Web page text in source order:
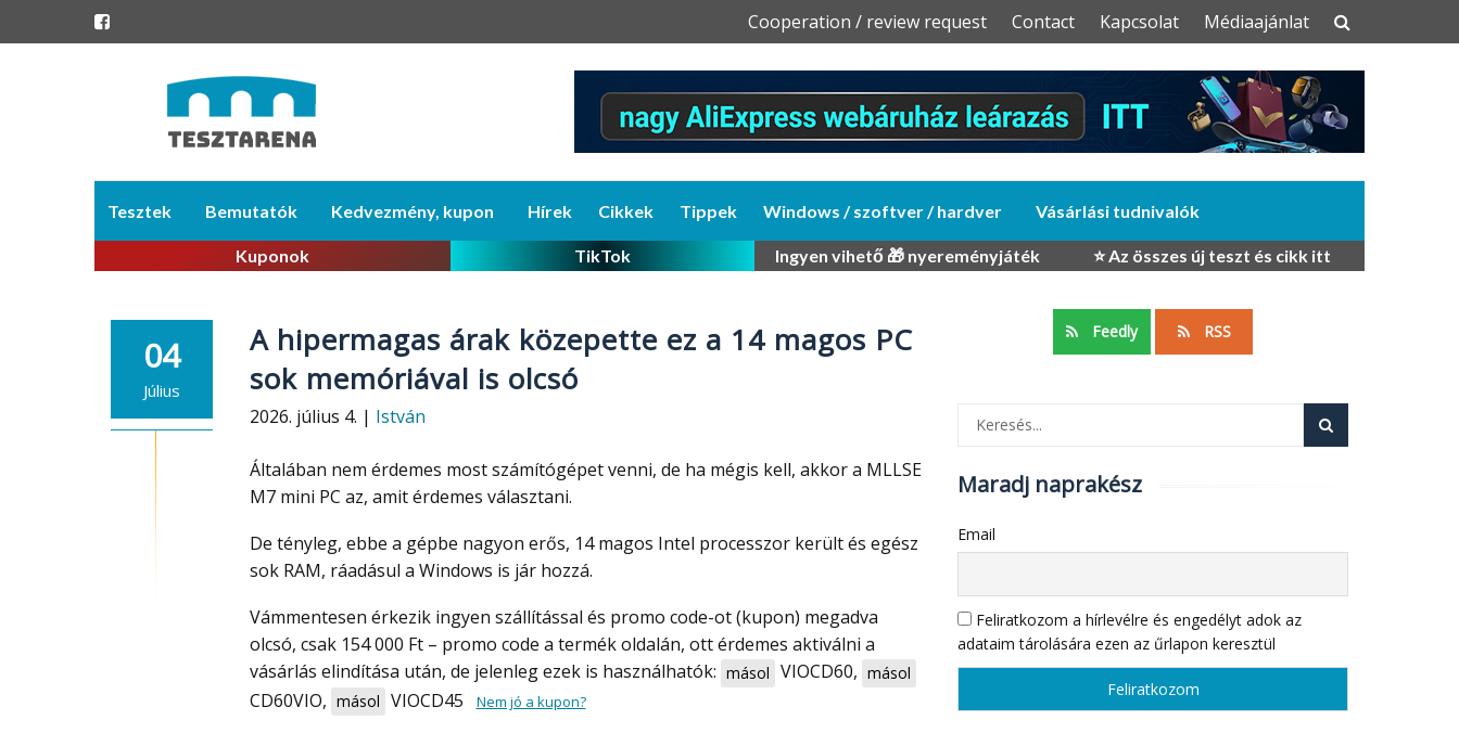
Skip
Cooperation / review request Contact Kapcsolat Médiaajánlat
content
Tesztek Bemutatók Kedvezmény, kupon Hírek Cikkek Tippek Windows / szoftver / hardver Vásárlási tudnivalók
Kuponok TikTok Ingyen vihető 🎁 nyereményjáték ⭐ Az összes új teszt és cikk itt
04
Július
A hipermagas árak közepette ez a 14 magos PC
sok memóriával is olcsó
2026. július 4. | István
Általában nem érdemes most számítógépet venni, de ha mégis kell, akkor a MLLSE
M7 mini PC az, amit érdemes választani.
De tényleg, ebbe a gépbe nagyon erős, 14 magos Intel processzor került és egész
sok RAM, ráadásul a Windows is jár hozzá.
Vámmentesen érkezik ingyen szállítással és promo code-ot (kupon) megadva
olcsó, csak 154 000 Ft – promo code a termék oldalán, ott érdemes aktiválni a
vásárlás elindítása után, de jelenleg ezek is használhatók: másol VIOCD60, másol
CD60VIO, másol VIOCD45 Nem jó a kupon?
Feedly RSS
Maradj naprakész
Email
Feliratkozom a hírlevélre és engedélyt adok az
adataim tárolására ezen az űrlapon keresztül